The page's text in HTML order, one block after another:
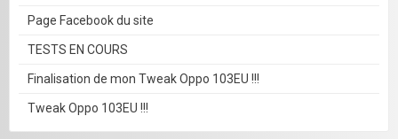
Page Facebook du site
TESTS EN COURS
Finalisation de mon Tweak Oppo 103EU !!!
Tweak Oppo 103EU !!!